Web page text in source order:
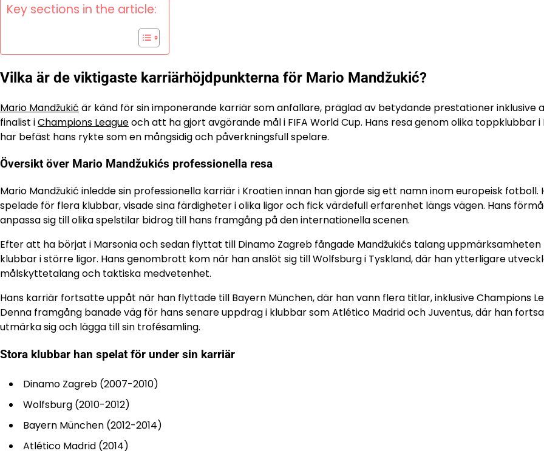
Key sections in the article:
Vilka är de viktigaste karriärhöjdpunkterna för Mario Mandžukić?
Mario Mandžukić är känd för sin imponerande karriär som anfallare, präglad av betydande prestationer inklusive
finalist iChampions Leagueoch att ha gjort avgörande mål i FIFA World Cup. Hans resa genom olika toppklubbar i
har befäst hans rykte som en mångsidig och påverkningsfull spelare.
Översikt över Mario Mandžukićs professionella resa
Mario Mandžukić inledde sin professionella karriär i Kroatien innan han gjorde sig ett namn inom europeisk fotboll.
spelade för flera klubbar, visade sina färdigheter i olika ligor och fick värdefull erfarenhet längs vägen. Hans
anpassa sig till olika spelstilar bidrog till hans framgång på den internationella scenen.
Efter att ha börjat i Marsonia och sedan flyttat till Dinamo Zagreb fångade Mandžukićs talang uppmärksamheten
klubbar i större ligor. Hans genombrott kom när han anslöt sig till Wolfsburg i Tyskland, där han ytterligare
målskyttetalang och taktiska medvetenhet.
Hans karriär fortsatte uppåt när han flyttade till Bayern München, där han vann flera titlar, inklusive Champions
Denna framgång banade väg för hans senare uppdrag i klubbar som Atlético Madrid och Juventus, där han
utmärka sig och lägga till sin trofésamling.
Stora klubbar han spelat för under sin karriär
Dinamo Zagreb (2007-2010)
Wolfsburg (2010-2012)
Bayern München (2012-2014)
Atlético Madrid (2014)